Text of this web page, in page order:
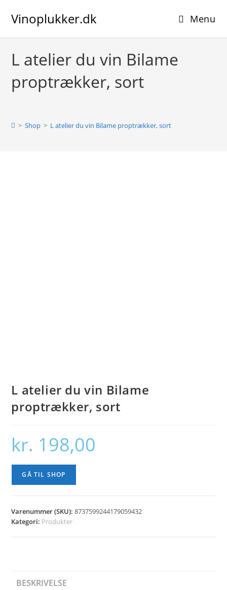
Vinoplukker.dk Menu
L atelier du vin Bilame
proptrækker, sort
> Shop > L atelier du vin Bilame proptrækker, sort
L atelier du vin Bilame
proptrækker, sort
kr. 198,00
GÅ TIL SHOP
Varenummer (SKU):8737599244179059432
Kategori: Produkter
BESKRIVELSE